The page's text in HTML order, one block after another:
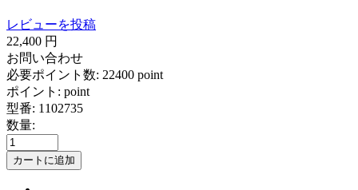
レビューを投稿
22,400 円
お問い合わせ
必要ポイント数: 22400 point
ポイント: point
型番: 1102735
数量:
カートに追加